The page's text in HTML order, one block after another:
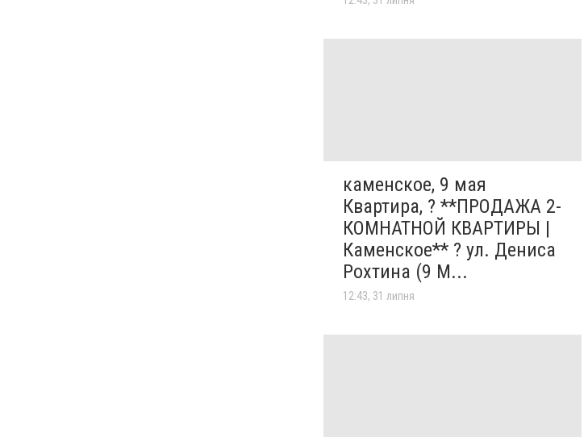
каменское, 9 мая
Квартира, ? **ПРОДАЖА 2-
КОМНАТНОЙ КВАРТИРЫ |
Каменское** ? ул. Дениса
Рохтина (9 М...
12:43, 31 липня